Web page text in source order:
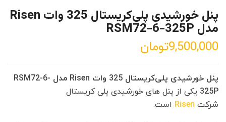
پنل خورشیدی پلی‌کریستال 325 وات Risen
مدل RSM72-6-325P
9,500,000تومان
پنل خورشیدی پلی‌کریستال 325 وات Risen مدل RSM72-6-
325P یکی از پنل های خورشیدی پلی کریستال
شرکت Risen است.